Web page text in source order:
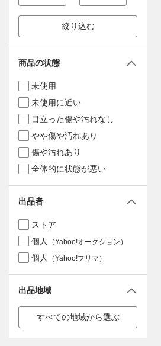
絞り込む
商品の状態
未使用
未使用に近い
目立った傷や汚れなし
やや傷や汚れあり
傷や汚れあり
全体的に状態が悪い
出品者
ストア
個人
（Yahoo!オークション）
個人 （Yahoo!フリマ）
出品地域
すべての地域から選ぶ